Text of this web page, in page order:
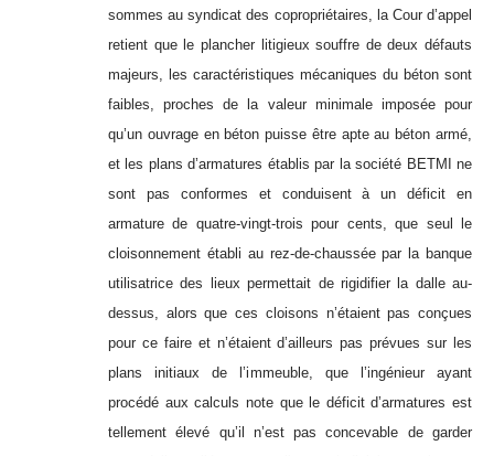
sommes au syndicat des copropriétaires, la Cour d’appel
retient que le plancher litigieux souffre de deux défauts
majeurs, les caractéristiques mécaniques du béton sont
faibles, proches de la valeur minimale imposée pour
qu’un ouvrage en béton puisse être apte au béton armé,
et les plans d’armatures établis par la société BETMI ne
sont pas conformes et conduisent à un déficit en
armature de quatre-vingt-trois pour cents, que seul le
cloisonnement établi au rez-de-chaussée par la banque
utilisatrice des lieux permettait de rigidifier la dalle au-
dessus, alors que ces cloisons n’étaient pas conçues
pour ce faire et n’étaient d’ailleurs pas prévues sur les
plans initiaux de l’immeuble, que l’ingénieur ayant
procédé aux calculs note que le déficit d’armatures est
tellement élevé qu’il n’est pas concevable de garder